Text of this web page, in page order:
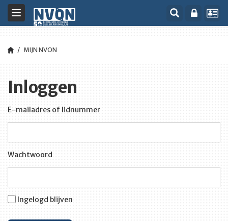
Toggle
navigation
MIJN NVON
Inloggen
E-mailadres of lidnummer
Wachtwoord
Ingelogd blijven